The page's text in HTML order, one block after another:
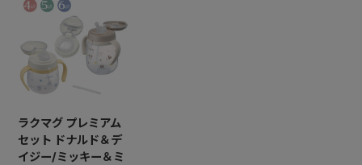
ラクマグ プレミアム
セット ドナルド＆デ
イジー/ミッキー＆ミ